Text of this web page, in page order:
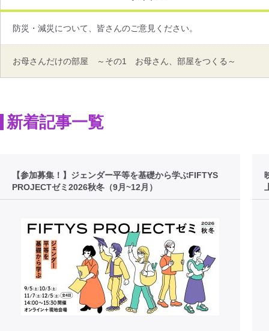
防災・減災について、皆さんのご意見ください。
お母さんだけの部屋 ～その1 お母さん、部屋をつくる～
新着記事一覧
【参加募集！】ジェンダー平等を基礎から学ぶFIFTYS
PROJECTゼミ2026秋冬（9月~12月）